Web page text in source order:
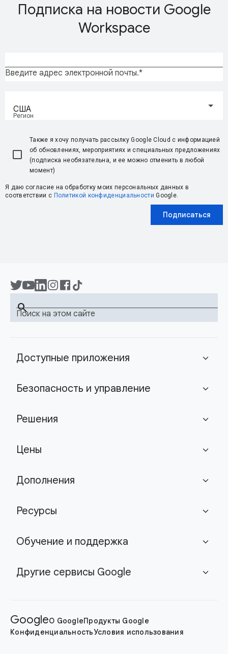
Подписка на новости Google
Workspace
Введите адрес электронной почты.
Регион
США
Также я хочу получать рассылку Google Cloud с информацией
об обновлениях, мероприятиях и специальных предложениях
(подписка необязательна, и ее можно отменить в любой
момент)
Я даю согласие на обработку моих персональных данных в
соответствии с Политикой конфиденциальности Google.
Подписаться
Поиск на этом сайте
search
Доступные приложения expand_more
Безопасность и управление expand_more
Решения expand_more
Цены expand_more
Дополнения expand_more
Ресурсы expand_more
Обучение и поддержка expand_more
Другие сервисы Google expand_more
GoogleО GoogleПродукты Google
КонфиденциальностьУсловия использования